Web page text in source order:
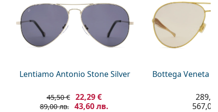
Lentiamo Antonio Stone Silver
45,50 € 22,29 €
89,00 лв. 43,60 лв.
Bottega Veneta